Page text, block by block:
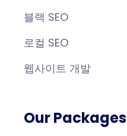
블랙 SEO
로컬 SEO
웹사이트 개발
Our Packages